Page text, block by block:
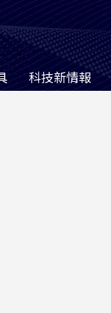
科技新情報